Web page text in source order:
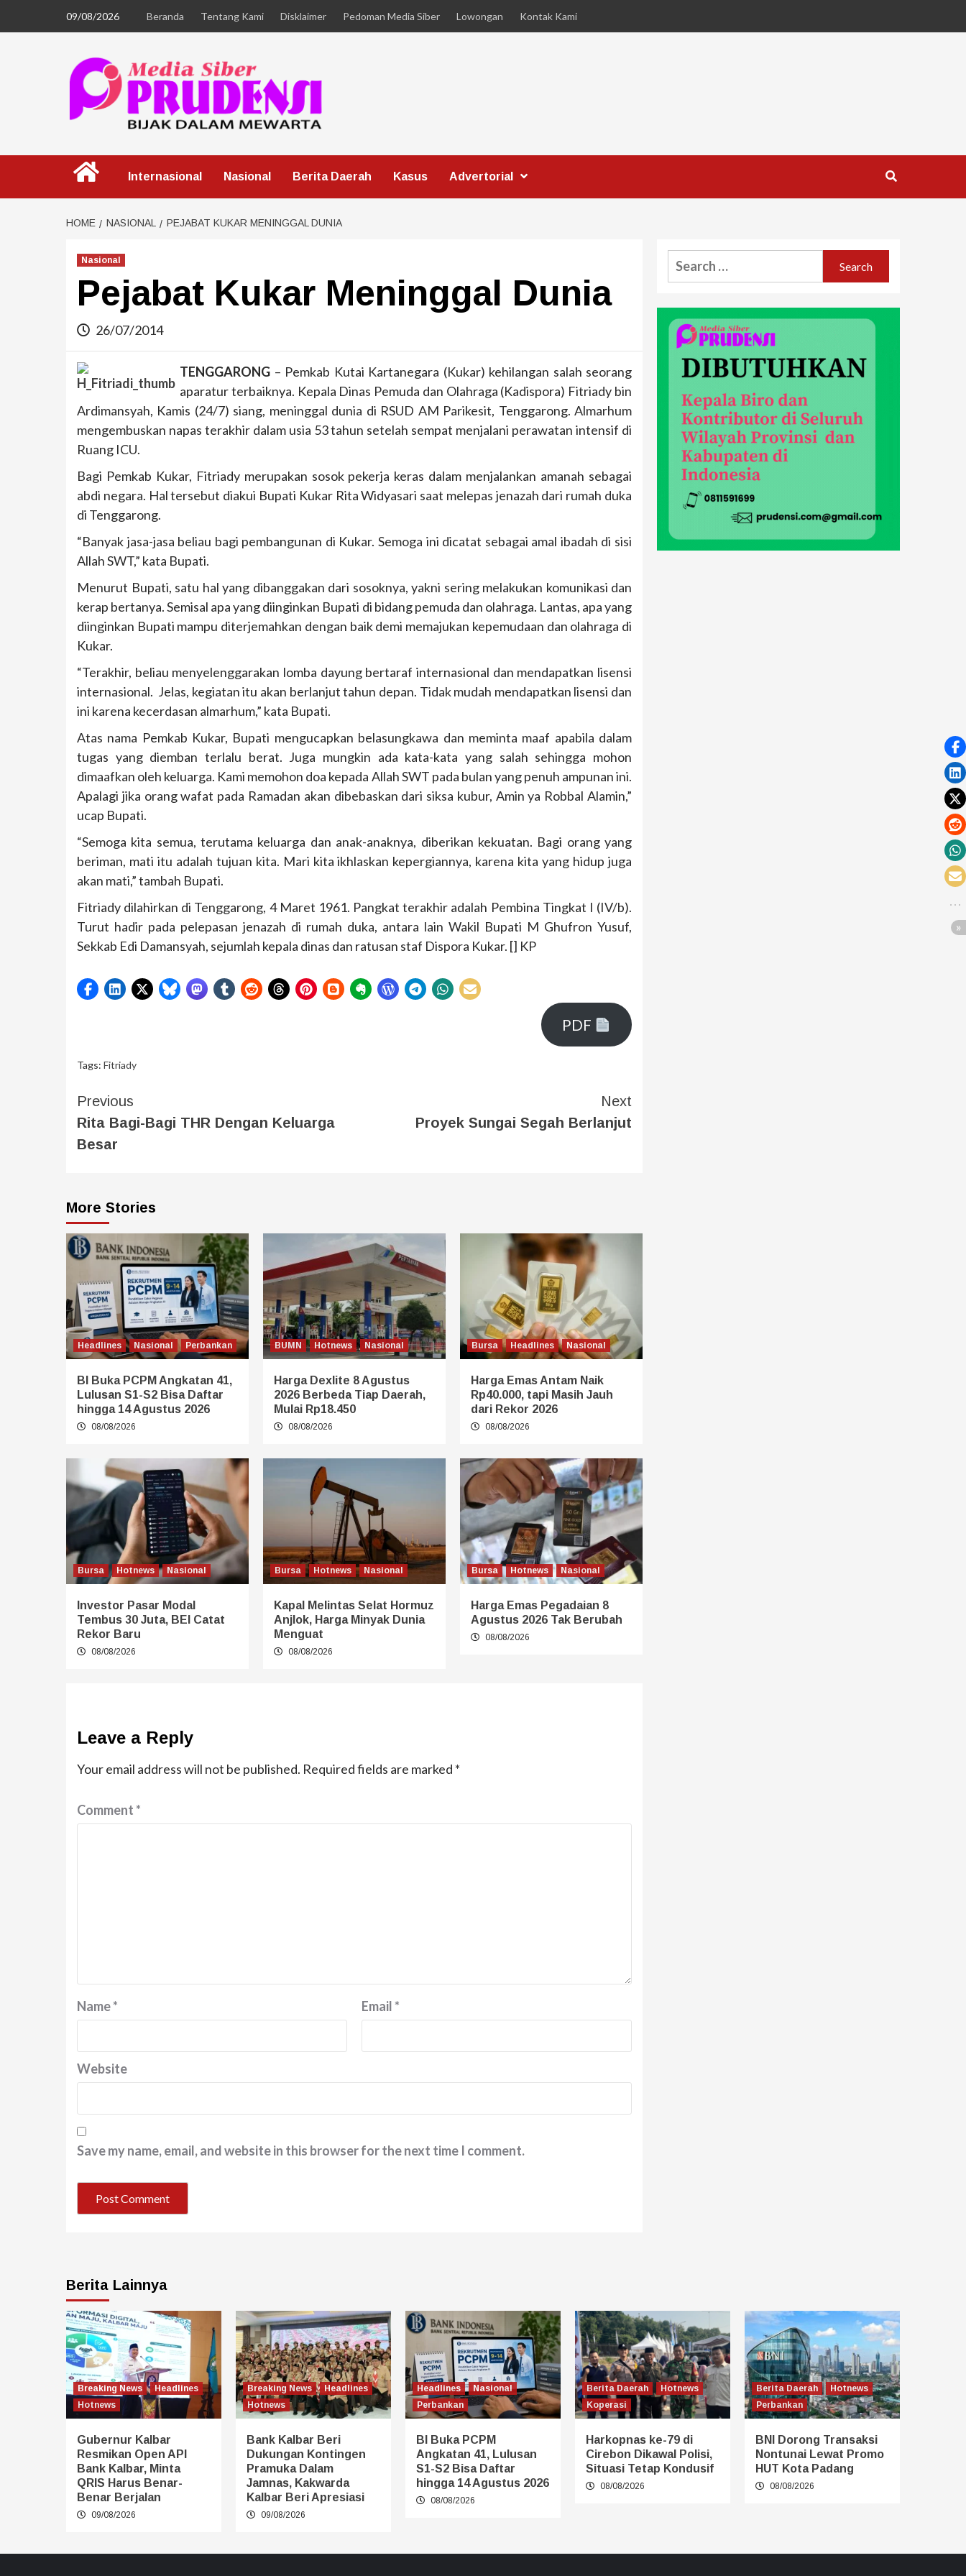
09/08/2026 Beranda Tentang Kami Disklaimer Pedoman Media Siber Lowongan Kontak Kami
Internasional Nasional Berita Daerah Kasus Advertorial
HOME NASIONAL PEJABAT KUKAR MENINGGAL DUNIA
Nasional
Pejabat Kukar Meninggal Dunia
26/07/2014
TENGGARONG – Pemkab Kutai Kartanegara (Kukar) kehilangan salah seorang
aparatur terbaiknya. Kepala Dinas Pemuda dan Olahraga (Kadispora) Fitriady bin
Ardimansyah, Kamis (24/7) siang, meninggal dunia di RSUD AM Parikesit, Tenggarong. Almarhum
mengembuskan napas terakhir dalam usia 53 tahun setelah sempat menjalani perawatan intensif di
Ruang ICU.
Bagi Pemkab Kukar, Fitriady merupakan sosok pekerja keras dalam menjalankan amanah sebagai
abdi negara. Hal tersebut diakui Bupati Kukar Rita Widyasari saat melepas jenazah dari rumah duka
di Tenggarong.
“Banyak jasa-jasa beliau bagi pembangunan di Kukar. Semoga ini dicatat sebagai amal ibadah di sisi
Allah SWT,” kata Bupati.
Menurut Bupati, satu hal yang dibanggakan dari sosoknya, yakni sering melakukan komunikasi dan
kerap bertanya. Semisal apa yang diinginkan Bupati di bidang pemuda dan olahraga. Lantas, apa yang
diinginkan Bupati mampu diterjemahkan dengan baik demi memajukan kepemudaan dan olahraga di
Kukar.
“Terakhir, beliau menyelenggarakan lomba dayung bertaraf internasional dan mendapatkan lisensi
internasional. Jelas, kegiatan itu akan berlanjut tahun depan. Tidak mudah mendapatkan lisensi dan
ini karena kecerdasan almarhum,” kata Bupati.
Atas nama Pemkab Kukar, Bupati mengucapkan belasungkawa dan meminta maaf apabila dalam
tugas yang diemban terlalu berat. Juga mungkin ada kata-kata yang salah sehingga mohon
dimaafkan oleh keluarga. Kami memohon doa kepada Allah SWT pada bulan yang penuh ampunan ini.
Apalagi jika orang wafat pada Ramadan akan dibebaskan dari siksa kubur, Amin ya Robbal Alamin,”
ucap Bupati.
“Semoga kita semua, terutama keluarga dan anak-anaknya, diberikan kekuatan. Bagi orang yang
beriman, mati itu adalah tujuan kita. Mari kita ikhlaskan kepergiannya, karena kita yang hidup juga
akan mati,” tambah Bupati.
Fitriady dilahirkan di Tenggarong, 4 Maret 1961. Pangkat terakhir adalah Pembina Tingkat I (IV/b).
Turut hadir pada pelepasan jenazah di rumah duka, antara lain Wakil Bupati M Ghufron Yusuf,
Sekkab Edi Damansyah, sejumlah kepala dinas dan ratusan staf Dispora Kukar. [] KP
PDF
Tags: Fitriady
Previous
Rita Bagi-Bagi THR Dengan Keluarga
Besar
Next
Proyek Sungai Segah Berlanjut
More Stories
Headlines Nasional Perbankan
BI Buka PCPM Angkatan 41,
Lulusan S1-S2 Bisa Daftar
hingga 14 Agustus 2026
08/08/2026
BUMN Hotnews Nasional
Harga Dexlite 8 Agustus
2026 Berbeda Tiap Daerah,
Mulai Rp18.450
08/08/2026
Bursa Headlines Nasional
Harga Emas Antam Naik
Rp40.000, tapi Masih Jauh
dari Rekor 2026
08/08/2026
Bursa Hotnews Nasional
Investor Pasar Modal
Tembus 30 Juta, BEI Catat
Rekor Baru
08/08/2026
Bursa Hotnews Nasional
Kapal Melintas Selat Hormuz
Anjlok, Harga Minyak Dunia
Menguat
08/08/2026
Bursa Hotnews Nasional
Harga Emas Pegadaian 8
Agustus 2026 Tak Berubah
08/08/2026
Leave a Reply
Your email address will not be published. Required fields are marked *
Comment*
Name* Email*
Website
Save my name, email, and website in this browser for the next time I comment.
Berita Lainnya
Breaking News
Headlines
Hotnews
Gubernur Kalbar
Resmikan Open API
Bank Kalbar, Minta
QRIS Harus Benar-
Benar Berjalan
09/08/2026
Breaking News
Headlines
Hotnews
Bank Kalbar Beri
Dukungan Kontingen
Pramuka Dalam
Jamnas, Kakwarda
Kalbar Beri Apresiasi
09/08/2026
Headlines
Nasional
Perbankan
BI Buka PCPM
Angkatan 41, Lulusan
S1-S2 Bisa Daftar
hingga 14 Agustus 2026
08/08/2026
Berita Daerah
Hotnews
Koperasi
Harkopnas ke-79 di
Cirebon Dikawal Polisi,
Situasi Tetap Kondusif
08/08/2026
Berita Daerah
Hotnews
Perbankan
BNI Dorong Transaksi
Nontunai Lewat Promo
HUT Kota Padang
08/08/2026